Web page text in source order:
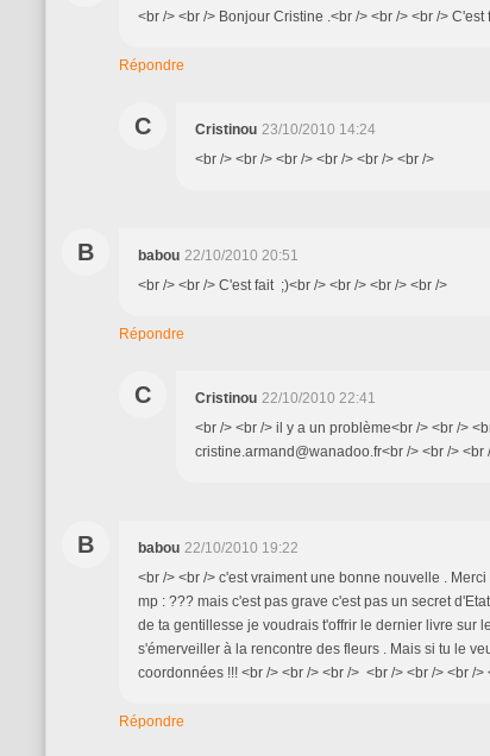
<br /> <br /> Bonjour Cristine .<br /> <br /> <br /> C'est
Répondre
C Cristinou 23/10/2010 14:24
<br /> <br /> <br /> <br /> <br /> <br />
B babou 22/10/2010 20:51
<br /> <br /> C'est fait ;)<br /> <br /> <br /> <br />
Répondre
C Cristinou 22/10/2010 22:41
<br /> <br /> il y a un problème<br /> <br />
cristine.armand@wanadoo.fr<br /> <br /> <br
B babou 22/10/2010 19:22
<br /> <br /> c'est vraiment une bonne nouvelle .
mp : ??? mais c'est pas grave c'est pas un secret
de ta gentillesse je voudrais t'offrir le dernier livre sur
s'émerveiller à la rencontre des fleurs . Mais si tu le
coordonnées !!! <br /> <br /> <br /> <br /> <br /> <br />
Répondre